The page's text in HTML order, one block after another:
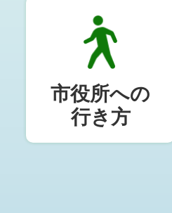
市役所への
行き方